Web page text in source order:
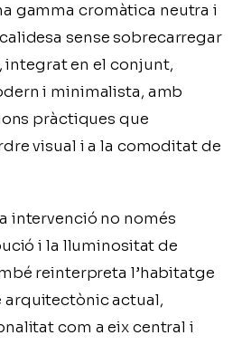
gamma cromàtica neutra i
sense sobrecarregar
integrat en el conjunt,
i minimalista, amb
pràctiques que
visual i a la comoditat de
intervenció no només
i la lluminositat de
reinterpreta l’habitatge
actual,
com a eix central i